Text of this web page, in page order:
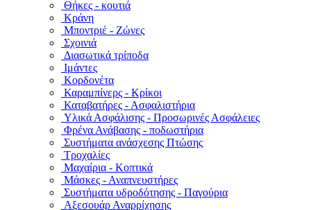
Θήκες - κουτιά
Κράνη
Μποντριέ - Ζώνες
Σχοινιά
Διασωτικά τρίποδα
Ιμάντες
Κορδονέτα
Καραμπίνερς - Κρίκοι
Καταβατήρες - Ασφαλιστήρια
Υλικά Ασφάλισης - Προσωρινές Ασφάλειες
Φρένα Ανάβασης - ποδωστήρια
Συστήματα ανάσχεσης Πτώσης
Τροχαλίες
Μαχαίρια - Κοπτικά
Μάσκες - Αναπνευστήρες
Συστήματα υδροδότησης - Παγούρια
Αξεσουάρ Αναρρίχησης